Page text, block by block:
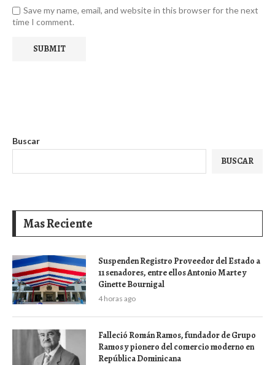
Save my name, email, and website in this browser for the next
time I comment.
Buscar
BUSCAR
Mas Reciente
Suspenden Registro Proveedor del Estado a
11 senadores, entre ellos Antonio Marte y
Ginette Bournigal
4 horas ago
Falleció Román Ramos, fundador de Grupo
Ramos y pionero del comercio moderno en
República Dominicana